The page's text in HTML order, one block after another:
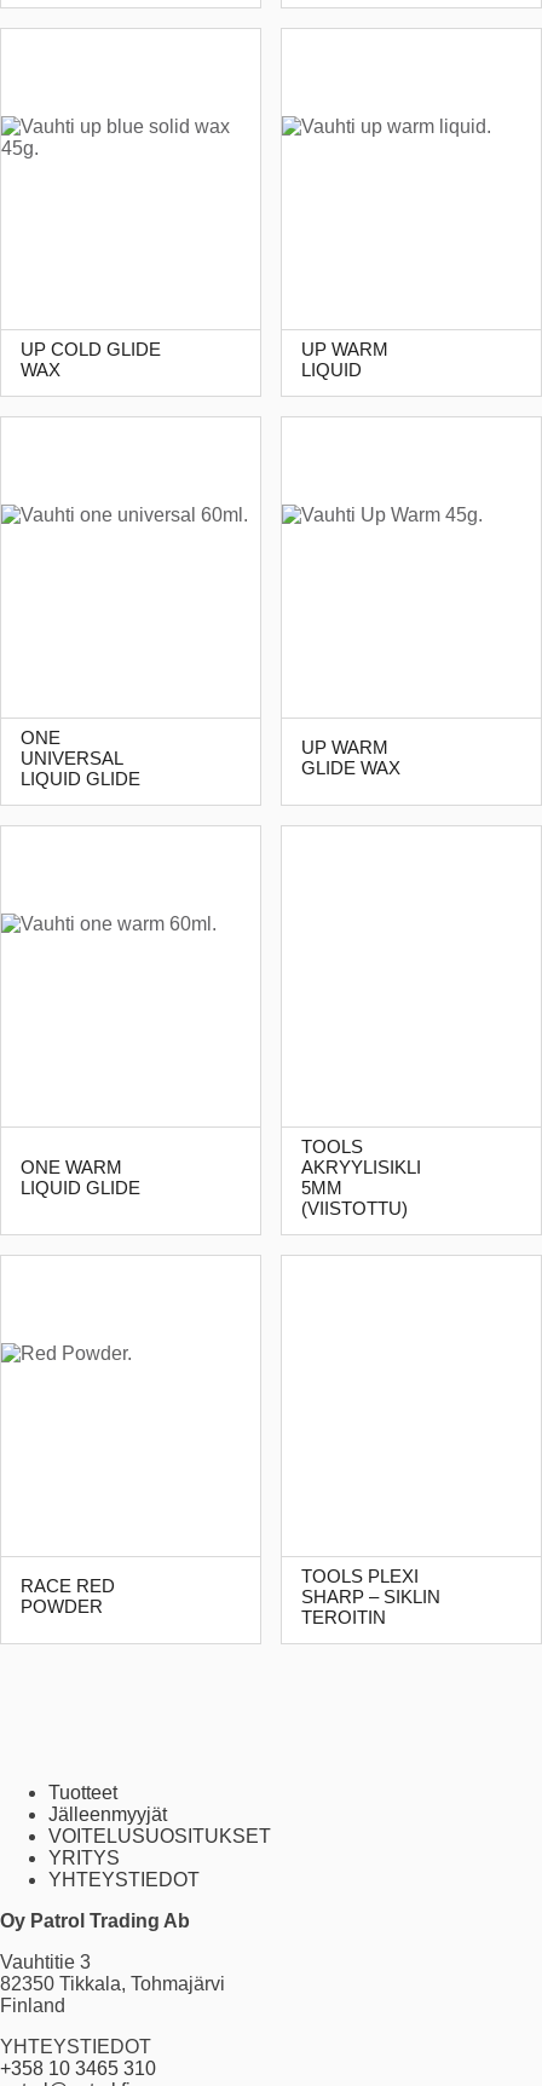
UP COLD GLIDE
WAX
UP WARM
LIQUID
ONE
UNIVERSAL
LIQUID GLIDE
UP WARM
GLIDE WAX
ONE WARM
LIQUID GLIDE
TOOLS
AKRYYLISIKLI
5MM
(VIISTOTTU)
RACE RED
POWDER
TOOLS PLEXI
SHARP – SIKLIN
TEROITIN
Tuotteet
Jälleenmyyjät
VOITELUSUOSITUKSET
YRITYS
YHTEYSTIEDOT
Oy Patrol Trading Ab
Vauhtitie 3
82350 Tikkala, Tohmajärvi
Finland
YHTEYSTIEDOT
+358 10 3465 310